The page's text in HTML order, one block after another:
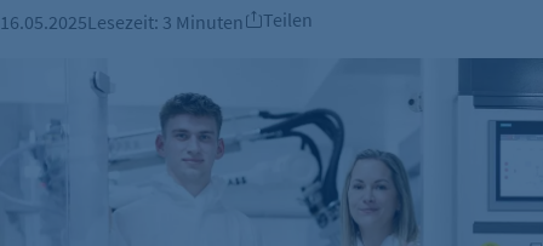
16.05.2025Lesezeit: 3 Minuten Teilen